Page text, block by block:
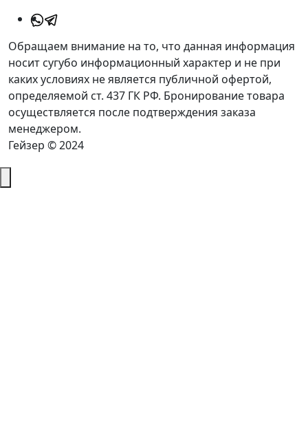
Обращаем внимание на то, что данная информация
носит сугубо информационный характер и не при
каких условиях не является публичной офертой,
определяемой ст. 437 ГК РФ. Бронирование товара
осуществляется после подтверждения заказа
менеджером.
Гейзер © 2024